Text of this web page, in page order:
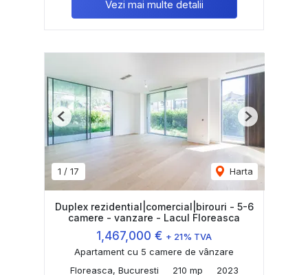
Vezi mai multe detalii
1 / 17 Harta
Previous Next
Duplex rezidential|comercial|birouri - 5-6
camere - vanzare - Lacul Floreasca
1,467,000 € + 21% TVA
Apartament cu 5 camere de vânzare
Floreasca, Bucuresti
210 mp 2023